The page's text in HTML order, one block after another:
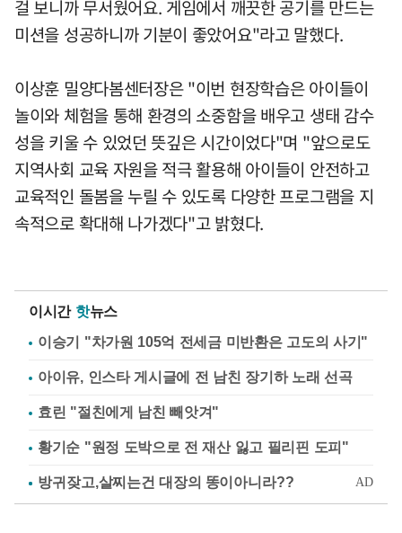
걸 보니까 무서웠어요. 게임에서 깨끗한 공기를 만드는
미션을 성공하니까 기분이 좋았어요"라고 말했다.
이상훈 밀양다봄센터장은 "이번 현장학습은 아이들이
놀이와 체험을 통해 환경의 소중함을 배우고 생태 감수
성을 키울 수 있었던 뜻깊은 시간이었다"며 "앞으로도
지역사회 교육 자원을 적극 활용해 아이들이 안전하고
교육적인 돌봄을 누릴 수 있도록 다양한 프로그램을 지
속적으로 확대해 나가겠다"고 밝혔다.
이시간 핫뉴스
이승기 "차가원 105억 전세금 미반환은 고도의 사기"
아이유, 인스타 게시글에 전 남친 장기하 노래 선곡
효린 "절친에게 남친 빼앗겨"
황기순 "원정 도박으로 전 재산 잃고 필리핀 도피"